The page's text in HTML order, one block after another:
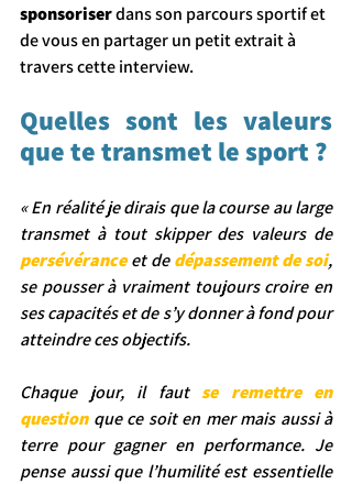
sponsoriser dans son parcours sportif et
de vous en partager un petit extrait à
travers cette interview.
Quelles sont les valeurs
que te transmet le sport ?
« En réalité je dirais que la course au large
transmet à tout skipper des valeurs de
persévérance et de dépassement de soi,
se pousser à vraiment toujours croire en
ses capacités et de s’y donner à fond pour
atteindre ces objectifs.
Chaque jour, il faut se remettre en
question que ce soit en mer mais aussi à
terre pour gagner en performance. Je
pense aussi que l’humilité est essentielle